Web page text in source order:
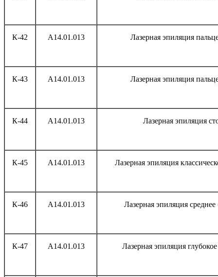
К-42 А14.01.013 Лазерная эпиляция
К-43 А14.01.013 Лазерная эпиляция
К-44 А14.01.013 Лазерная эпиляция
К-45 А14.01.013 Лазерная эпиляция
К-46 А14.01.013 Лазерная эпиляция
К-47 А14.01.013 Лазерная эпиляция